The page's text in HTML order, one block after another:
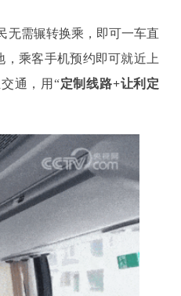
无需辗转换乘，即可一车直
乘客手机预约即可就近上
通，用“定制线路+让利定